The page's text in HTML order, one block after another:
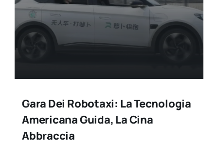
Gara Dei Robotaxi: La Tecnologia
Americana Guida, La Cina
Abbraccia